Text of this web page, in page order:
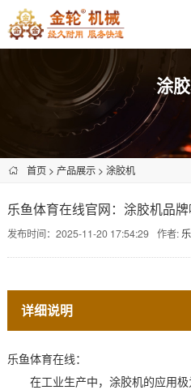
涂
首页> 产品展示> 涂胶机
乐鱼体育在线官网：涂胶机品
发布时间：2025-11-20 17:54:29 作者:
详细说明
乐鱼体育在线：
在工业生产中，涂胶机的应用极